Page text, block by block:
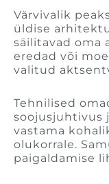
Värvivalik
üldise
säilitavad oma
eredad või
valitud
Tehnilised
soojusjuhtivus
vastama
olukorrale.
paigaldamise